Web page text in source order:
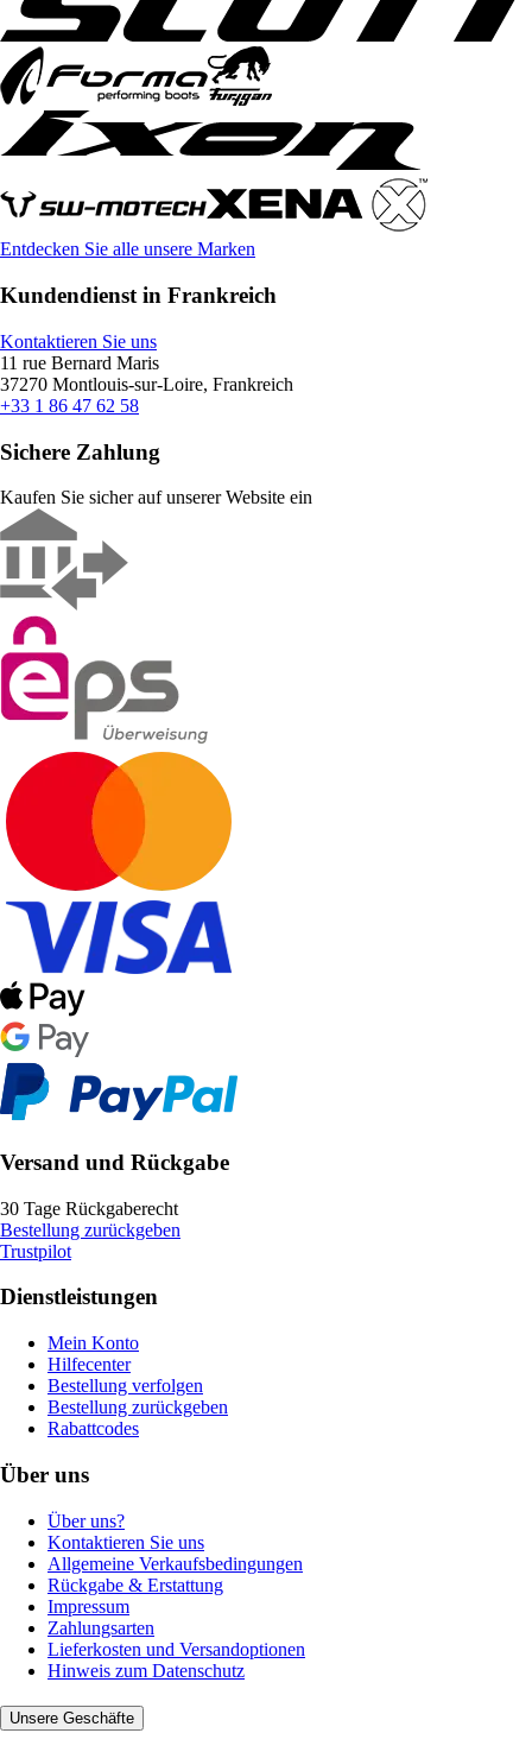
Entdecken Sie alle unsere Marken
Kundendienst in Frankreich
Kontaktieren Sie uns
11 rue Bernard Maris
37270 Montlouis-sur-Loire, Frankreich
+33 1 86 47 62 58
Sichere Zahlung
Kaufen Sie sicher auf unserer Website ein
Versand und Rückgabe
30 Tage Rückgaberecht
Bestellung zurückgeben
Trustpilot
Dienstleistungen
Mein Konto
Hilfecenter
Bestellung verfolgen
Bestellung zurückgeben
Rabattcodes
Über uns
Über uns?
Kontaktieren Sie uns
Allgemeine Verkaufsbedingungen
Rückgabe & Erstattung
Impressum
Zahlungsarten
Lieferkosten und Versandoptionen
Hinweis zum Datenschutz
Unsere Geschäfte